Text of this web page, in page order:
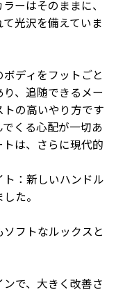
ーはそのままに、
光沢を備えていま
ディをフットごと
、追随できるメー
の高いやり方です
くる心配が一切あ
は、さらに現代的
：新しいハンドル
た。
フトなルックスと
で、大きく改善さ